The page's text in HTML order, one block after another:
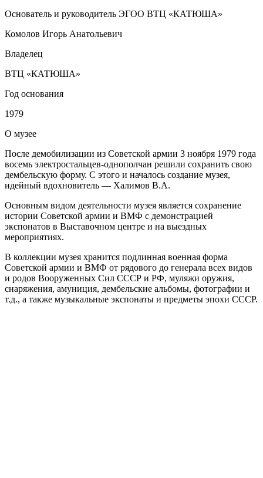
Основатель и руководитель ЭГОО ВТЦ «КАТЮША»
Комолов Игорь Анатольевич
Владелец
ВТЦ «КАТЮША»
Год основания
1979
О музее
После демобилизации из Советской армии 3 ноября 1979 года
восемь электростальцев-однополчан решили сохранить свою
дембельскую форму. С этого и началось создание музея,
идейный вдохновитель — Халимов В.А.
Основным видом деятельности музея является сохранение
истории Советской армии и ВМФ с демонстрацией
экспонатов в Выставочном центре и на выездных
мероприятиях.
В коллекции музея хранится подлинная военная форма
Советской армии и ВМФ от рядового до генерала всех видов
и родов Вооруженных Сил СССР и РФ, муляжи оружия,
снаряжения, амуниция, дембельские альбомы, фотографии и
т.д., а также музыкальные экспонаты и предметы эпохи СССР.